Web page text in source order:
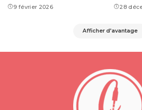
9 février 2026 28
Afficher d'avantage